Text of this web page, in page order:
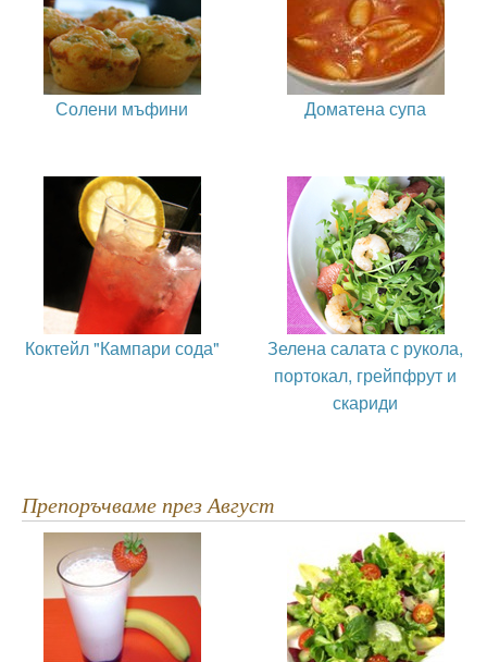
Солени мъфини Доматена супа
Коктейл "Кампари сода"
Зелена салата с рукола,
портокал, грейпфрут и
скариди
Препоръчваме през Август